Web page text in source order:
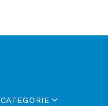
CATEGORIE